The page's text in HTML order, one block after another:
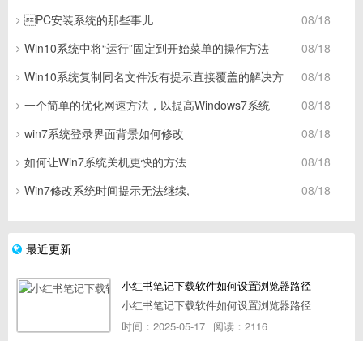
08/18
PC安装系统的那些事儿
08/18
Win10系统中将“运行”固定到开始菜单的操作方法
08/18
Win10系统复制同名文件没有提示直接覆盖的解决方
08/18
一个简单的优化网速方法，以提高Windows7系统
08/18
win7系统登录界面背景如何修改
08/18
如何让Win7系统关机更快的方法
08/18
Win7修改系统时间提示无法继续,
最近更新
小红书笔记下载软件如何设置浏览器路径
小红书笔记下载软件如何设置浏览器路径
时间：2025-05-17 阅读：2116